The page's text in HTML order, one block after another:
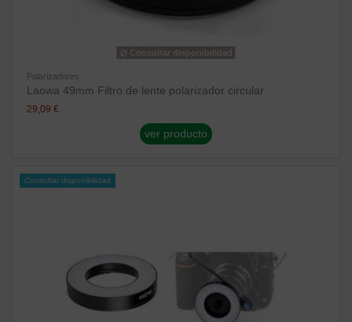
Consultar disponibilidad
Polarizadores
Laowa 49mm Filtro de lente polarizador circular
29,09 €
ver producto
Consultar disponibilidad